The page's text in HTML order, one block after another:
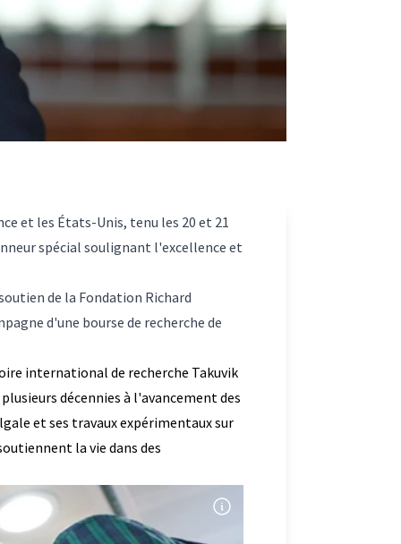
et les États-Unis, tenu les 20 et 21
spécial soulignant l'excellence et
de la Fondation Richard
d'une bourse de recherche de
international de recherche Takuvik
décennies à l'avancement des
et ses travaux expérimentaux sur
la vie dans des